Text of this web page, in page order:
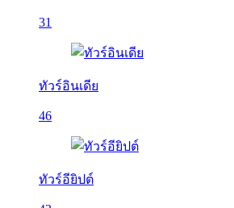
31
ทัวร์อินเดีย
46
ทัวร์อียิปต์